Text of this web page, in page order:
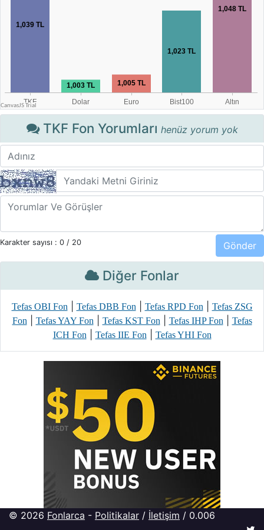
TKF Fon Yorumları henüz yorum yok
Karakter sayısı : 0 / 20
Diğer Fonlar
Tefas OBI Fon| Tefas DBB Fon| Tefas RPD Fon|
Tefas ZSG
Fon| Tefas YAY Fon| Tefas KST Fon| Tefas IHP Fon|
Tefas
ICH Fon| Tefas IIE Fon| Tefas YHI Fon
© 2026 Fonlarca - Politikalar / İletişim / 0.006